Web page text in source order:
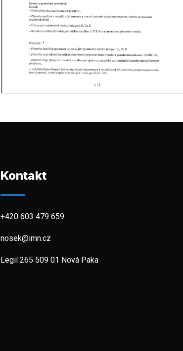
Kontakt
+420 603 479 659
nosek@imn.cz
Legií 265 509 01 Nová Paka